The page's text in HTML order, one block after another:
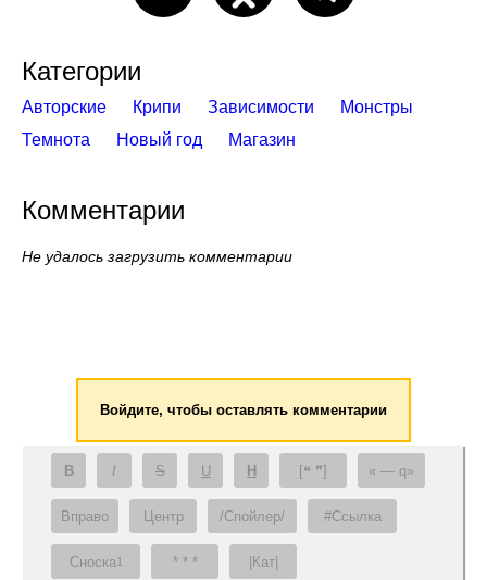
Категории
Авторские Крипи Зависимости
Монстры
Темнота
Новый год Магазин
Комментарии
Не удалось загрузить комментарии
Войдите, чтобы оставлять комментарии
B I S U H [❝ ❞] — q
Вправо Центр /Спойлер/ #Ссылка
Сноска1 * * * |Кат|